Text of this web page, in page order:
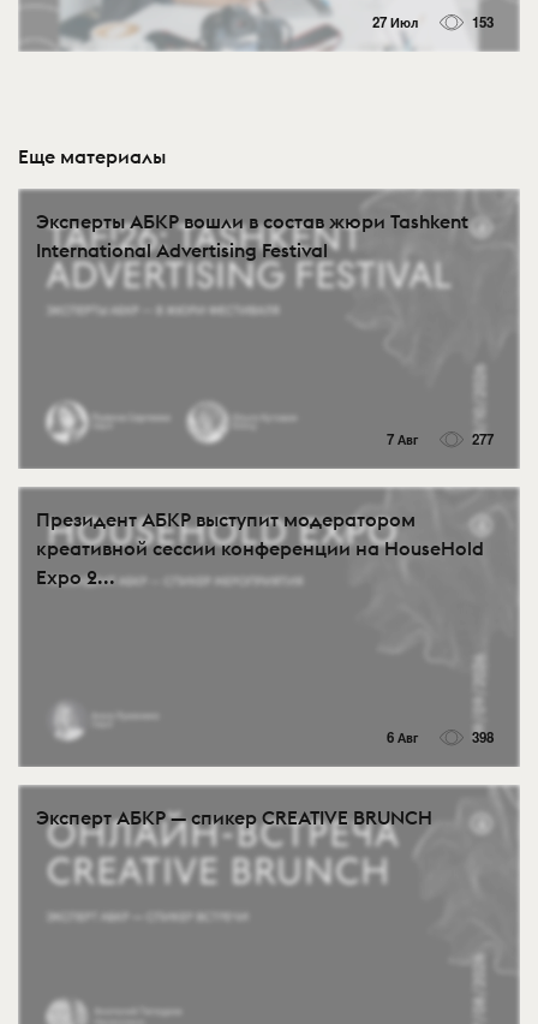
27 Июл 153
Еще материалы
Эксперты АБКР вошли в состав жюри Tashkent
International Advertising Festival
7 Авг 277
Президент АБКР выступит модератором
креативной сессии конференции на HouseHold
Expo 2...
6 Авг 398
Эксперт АБКР — спикер CREATIVE BRUNCH